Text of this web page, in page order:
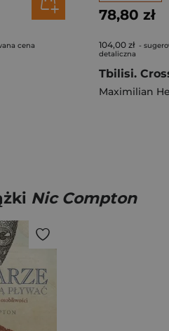
cena
78,80 zł
104,00 zł -
detaliczna
Maximilian
Nic Compton